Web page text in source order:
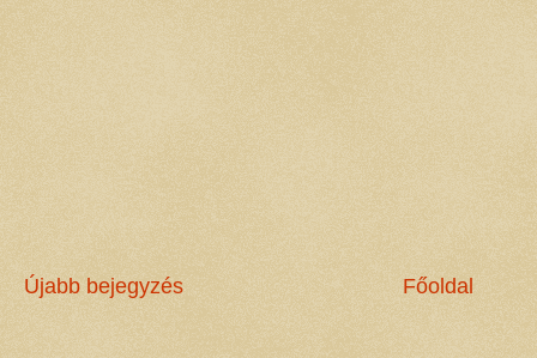
Újabb bejegyzés Főoldal